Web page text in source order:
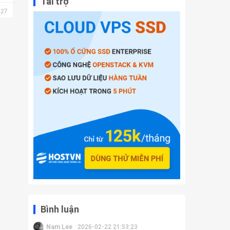
27
Bình luận
Nam Lee 2026-02-22 21:53:23